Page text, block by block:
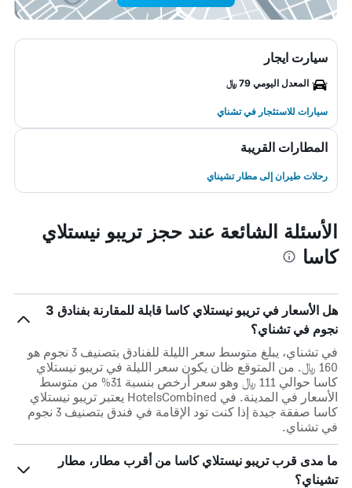
سيارت ايجار
المعدل اليومي 79 ﷼
سيارات للاستئجار في تشناي
المطارات القريبة
رحلات طيران إلى مطار تشيناي
الأسئلة الشائعة عند حجز تريبو نيستلاي
كاسا
هل الأسعار في تريبو نيستلاي كاسا قابلة للمقارنة بفنادق 3
نجوم في تشناي؟
في تشناي، يبلغ متوسط ​​سعر الليلة للفنادق بتصنيف 3 نجوم هو
160 ﷼. من المتوقع ظان يكون سعر الليلة في تريبو نيستلاي
كاسا حوالي 111 ﷼ وهو سعر أرخص بنسبة 31% من متوسط
الأسعار في المدينة. في HotelsCombined يعتبر تريبو نيستلاي
كاسا صفقة جيدة إذا كنت تود الإقامة في فندق بتصنيف 3 نجوم
في تشناي.
ما مدى قرب تريبو نيستلاي كاسا من أقرب مطار، مطار
تشيناي؟